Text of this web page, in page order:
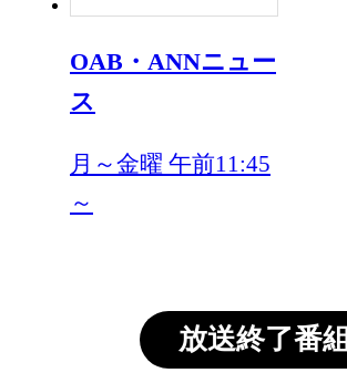
OAB・ANNニュー
ス
月～金曜 午前11:45
～
放送終了番組